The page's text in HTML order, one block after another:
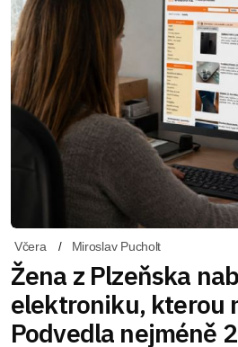
Včera Miroslav Pucholt
Žena z Plzeňska
elektroniku, kterou
Podvedla nejméně